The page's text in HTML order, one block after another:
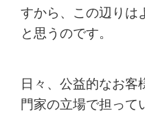
すから、この辺りは
と思うのです。
日々、公益的なお客
門家の立場で担って